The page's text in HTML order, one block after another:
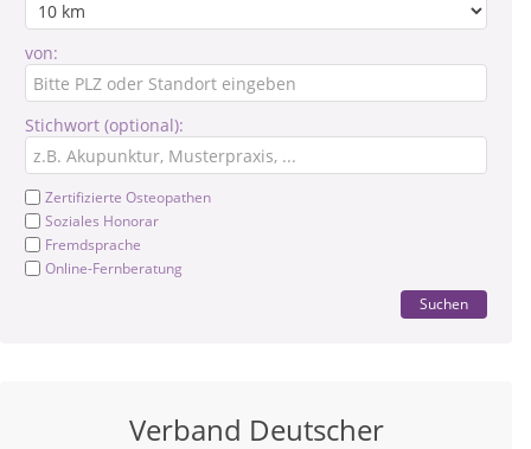
von:
Stichwort (optional):
Zertifizierte Osteopathen
Soziales Honorar
Fremdsprache
Online-Fernberatung
Suchen
Verband Deutscher